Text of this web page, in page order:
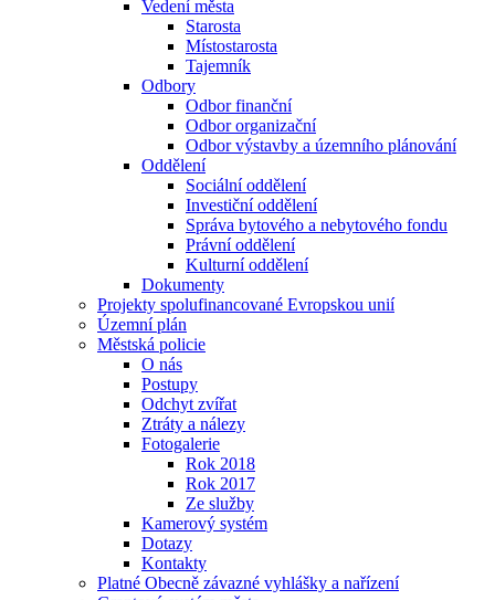
Vedení města
Starosta
Místostarosta
Tajemník
Odbory
Odbor finanční
Odbor organizační
Odbor výstavby a územního plánování
Oddělení
Sociální oddělení
Investiční oddělení
Správa bytového a nebytového fondu
Právní oddělení
Kulturní oddělení
Dokumenty
Projekty spolufinancované Evropskou unií
Územní plán
Městská policie
O nás
Postupy
Odchyt zvířat
Ztráty a nálezy
Fotogalerie
Rok 2018
Rok 2017
Ze služby
Kamerový systém
Dotazy
Kontakty
Platné Obecně závazné vyhlášky a nařízení